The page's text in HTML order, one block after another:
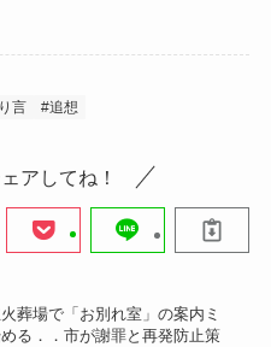
言 #追想
アしてね！
葬場で「お別れ室」の案内ミ
る．．市が謝罪と再発防止策